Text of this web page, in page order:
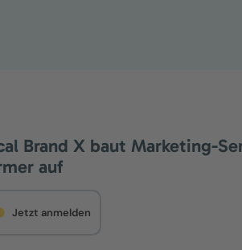
Brand X baut Marketing-
auf
Jetzt anmelden